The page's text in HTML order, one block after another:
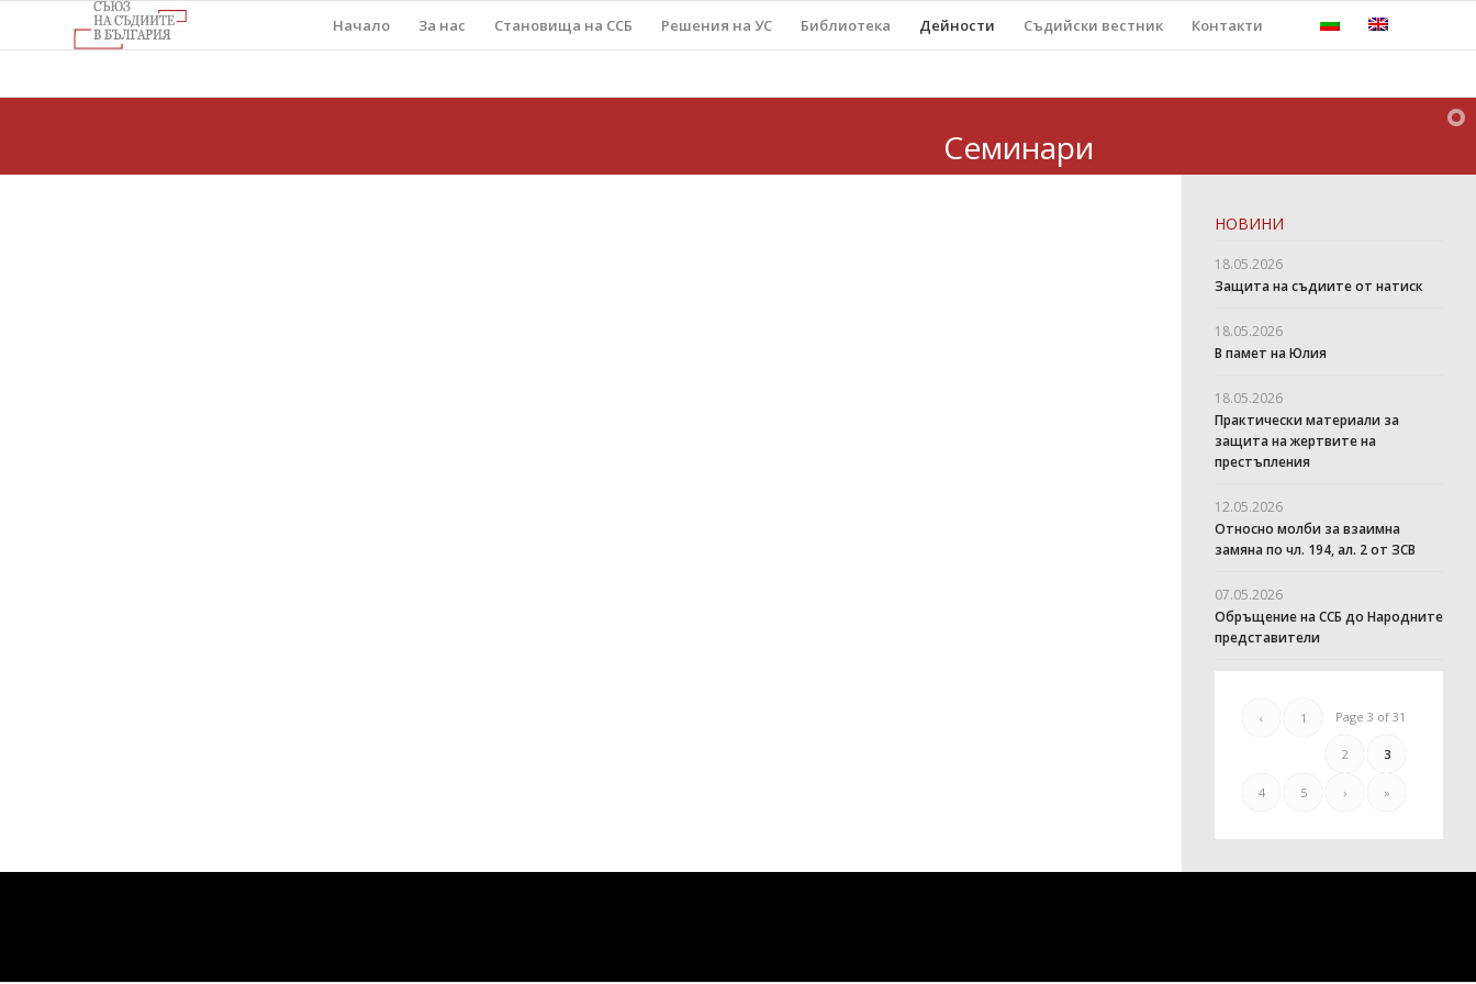
Начало За нас Становища на ССБ Решения на УС Библиотека Дейности Съдийски вестник Контакти
Семинари
НОВИНИ
18.05.2026
Защита на съдиите от натиск
18.05.2026
В памет на Юлия
18.05.2026
Практически материали за
защита на жертвите на
престъпления
12.05.2026
Относно молби за взаимна
замяна по чл. 194, ал. 2 от ЗСВ
07.05.2026
Обръщение на ССБ до Народните
представители
Page 3 of 31
‹ 1
2 3
4 5 › »